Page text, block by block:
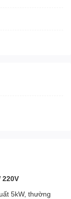
5kW, thường